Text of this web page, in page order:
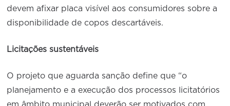
devem afixar placa visível aos consumidores sobre a
disponibilidade de copos descartáveis.
Licitações sustentáveis
O projeto que aguarda sanção define que “o
planejamento e a execução dos processos licitatórios